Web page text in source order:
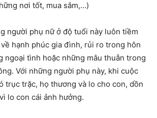
nơi tốt, mua sắm,…)
người phụ nữ ở độ tuổi này luôn tiềm
hạnh phúc gia đình, rủi ro trong hôn
ngoại tình hoặc những mâu thuẫn trong
Với những người phụ này, khi cuộc
trục trặc, họ thương và lo cho con, dồn
lo con cái ảnh hưởng.